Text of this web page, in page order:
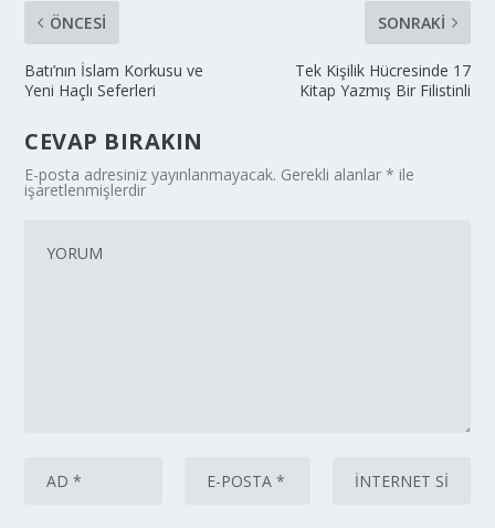
ÖNCESI
Batı’nın İslam Korkusu ve
Yeni Haçlı Seferleri
SONRAKI
Tek Kişilik Hücresinde 17
Kitap Yazmış Bir Filistinli
CEVAP BIRAKIN
E-posta adresiniz yayınlanmayacak. Gerekli alanlar* ile
işaretlenmişlerdir